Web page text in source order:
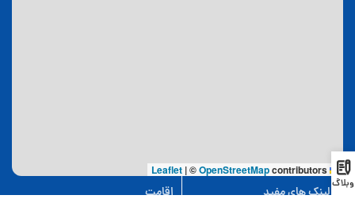
Leaflet
|©OpenStreetMapcontributors
اقامت لینک های مفیدوبلاگ